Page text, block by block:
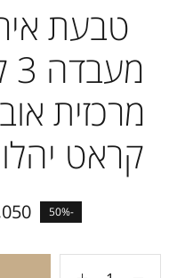
טבעת
קראט
-50%